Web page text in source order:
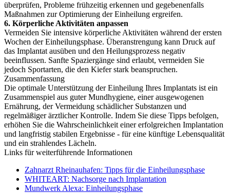
überprüfen, Probleme frühzeitig erkennen und gegebenenfalls
Maßnahmen zur Optimierung der Einheilung ergreifen.
6. Körperliche Aktivitäten anpassen
Vermeiden Sie intensive körperliche Aktivitäten während der ersten
Wochen der Einheilungsphase. Überanstrengung kann Druck auf
das Implantat ausüben und den Heilungsprozess negativ
beeinflussen. Sanfte Spaziergänge sind erlaubt, vermeiden Sie
jedoch Sportarten, die den Kiefer stark beanspruchen.
Zusammenfassung
Die optimale Unterstützung der Einheilung Ihres Implantats ist ein
Zusammenspiel aus guter Mundhygiene, einer ausgewogenen
Ernährung, der Vermeidung schädlicher Substanzen und
regelmäßiger ärztlicher Kontrolle. Indem Sie diese Tipps befolgen,
erhöhen Sie die Wahrscheinlichkeit einer erfolgreichen Implantation
und langfristig stabilen Ergebnisse - für eine künftige Lebensqualität
und ein strahlendes Lächeln.
Links für weiterführende Informationen
Zahnarzt Rheinauhafen: Tipps für die Einheilungsphase
WHITEART: Nachsorge nach Implantation
Mundwerk Alexa: Einheilungsphase